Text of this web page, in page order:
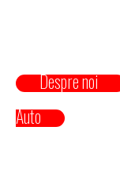
Despre noi
Auto